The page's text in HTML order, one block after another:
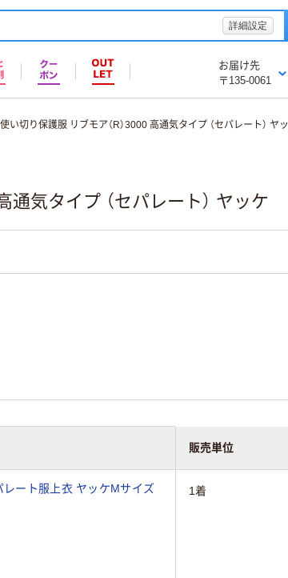
詳細設定
お届け先
〒135-0061
使い切り保護服 リブモア（R）3000 高通気タイプ （セパレート） ヤ
通気タイプ （セパレート） ヤッケ
販売単位
ート服上衣 ヤッケMサイズ
1着